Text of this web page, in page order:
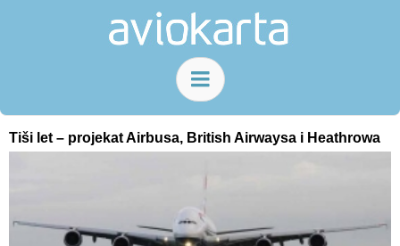
Tiši let – projekat Airbusa, British Airwaysa i Heathrowa